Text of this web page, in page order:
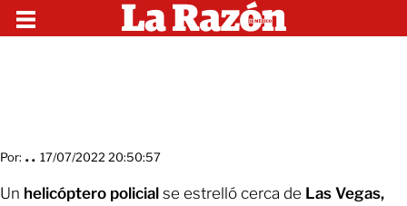
Por: . . 17/07/2022 20:50:57
Un helicóptero policial se estrelló cerca de Las Vegas,